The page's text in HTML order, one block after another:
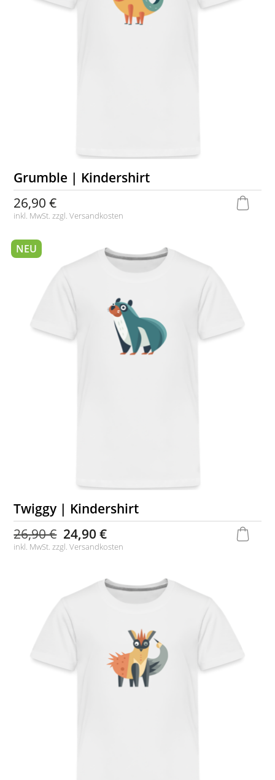
Grumble | Kindershirt
26,90 €
inkl. MwSt. zzgl.Versandkosten
Twiggy | Kindershirt
26,90 € 24,90 €
inkl. MwSt. zzgl.Versandkosten
NEU